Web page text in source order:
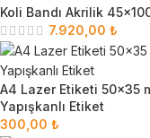
Koli Bandı Akrilik
7.920,00 ₺
A4 Lazer Etiketi 50x35
Yapışkanlı Etiket
300,00 ₺